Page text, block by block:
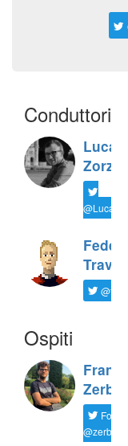
Conduttori
Luca
Zorzi
@LucaTNT
@ftrava
Ospiti
Follow
@zerbfra